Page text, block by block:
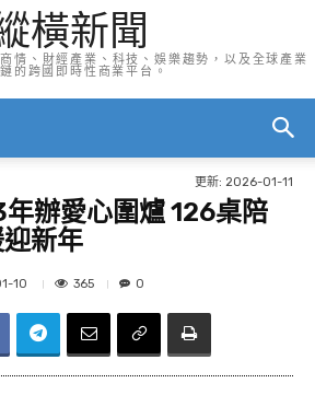
橫新聞
情、財經產業、科技、娛樂趨勢，以及全球產業
的跨國即時性商業平台。
更新: 2026-01-11
辦愛心圍爐 126桌陪
新年
10 365 0